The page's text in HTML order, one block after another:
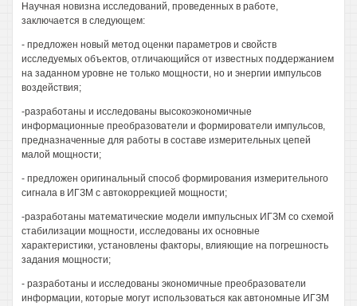
Научная новизна исследований, проведенных в работе,
заключается в следующем:
- предложен новый метод оценки параметров и свойств
исследуемых объектов, отличающийся от известных поддержанием
на заданном уровне не только мощности, но и энергии импульсов
воздействия;
-разработаны и исследованы высокоэкономичные
информационные преобразователи и формирователи импульсов,
предназначенные для работы в составе измерительных цепей
малой мощности;
- предложен оригинальный способ формирования измерительного
сигнала в ИГЗМ с автокоррекцией мощности;
-разработаны математические модели импульсных ИГЗМ со схемой
стабилизации мощности, исследованы их основные
характеристики, установлены факторы, влияющие на погрешность
задания мощности;
- разработаны и исследованы экономичные преобразователи
информации, которые могут использоваться как автономные ИГЗМ